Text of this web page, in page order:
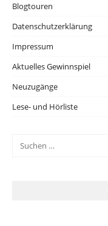
Blogtouren
Datenschutzerklärung
Impressum
Aktuelles Gewinnspiel
Neuzugänge
Lese- und Hörliste
Suchen